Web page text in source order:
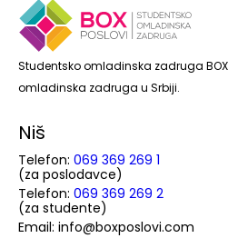
Studentsko omladinska zadruga
omladinska zadruga u Srbiji.
Niš
Telefon: 069 369 269 1
(za poslodavce)
Telefon: 069 369 269 2
(za studente)
Email: info@boxposlovi.com